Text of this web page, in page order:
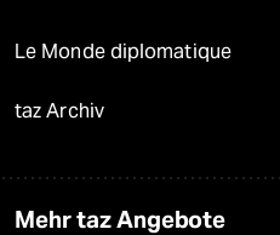
Le Monde diplomatique
taz Archiv
Mehr taz Angebote